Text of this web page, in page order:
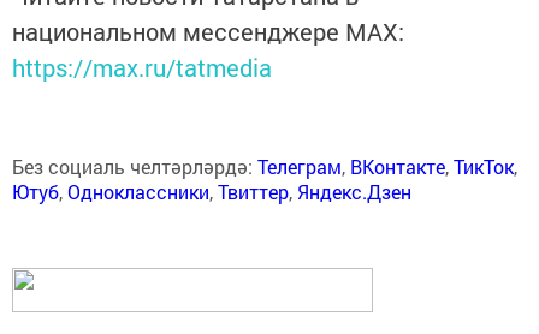
национальном мессенджере MАХ:
https://max.ru/tatmedia
Без социаль челтәрләрдә: Телеграм, ВКонтакте,ТикТок,
Ютуб,Одноклассники,Твиттер, Яндекс.Дзен